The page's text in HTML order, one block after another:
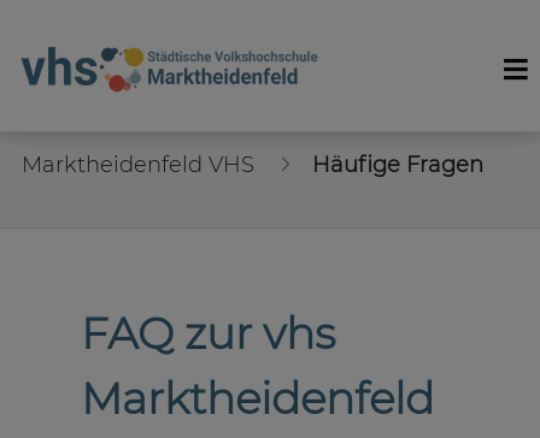
Marktheidenfeld VHS Häufige Fragen
FAQ zur vhs
Marktheidenfeld